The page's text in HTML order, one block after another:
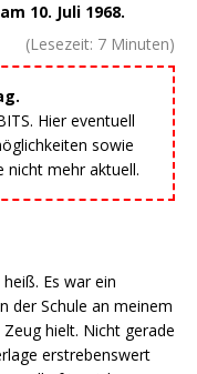
10. Juli 1968.
(Lesezeit: 7 Minuten)
Hier eventuell
sowie
nicht mehr aktuell.
Es war ein
der Schule an meinem
hielt. Nicht gerade
erstrebenswert